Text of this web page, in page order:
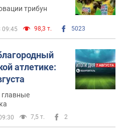
трибун
09:45 98,3 т. 5023
атлетике:
главные
7,5 т. 2